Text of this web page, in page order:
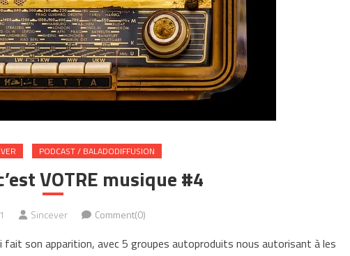
PODCAST / BALADODIFFUSION
VOTRE musique #4
Sincever Comment(0)
fait son apparition, avec 5 groupes autoproduits nous autorisant à les